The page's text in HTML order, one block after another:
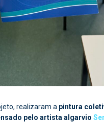
realizaram a pintura
pelo artista algarvio